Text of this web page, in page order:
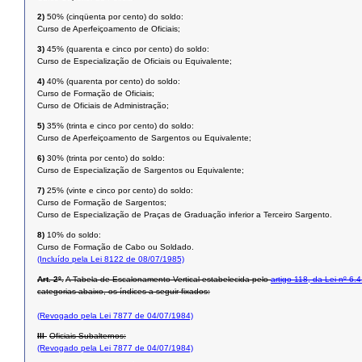
2) 50% (cinqüenta por cento) do soldo:
Curso de Aperfeiçoamento de Oficiais;
3) 45% (quarenta e cinco por cento) do soldo:
Curso de Especialização de Oficiais ou Equivalente;
4) 40% (quarenta por cento) do soldo:
Curso de Formação de Oficiais;
Curso de Oficiais de Administração;
5) 35% (trinta e cinco por cento) do soldo:
Curso de Aperfeiçoamento de Sargentos ou Equivalente;
6) 30% (trinta por cento) do soldo:
Curso de Especialização de Sargentos ou Equivalente;
7) 25% (vinte e cinco por cento) do soldo:
Curso de Formação de Sargentos;
Curso de Especialização de Praças de Graduação inferior a Terceiro Sargento.
8) 10% do soldo:
Curso de Formação de Cabo ou Soldado.
(Incluído pela Lei 8122 de 08/07/1985)
Art. 2º.A Tabela de Escalonamento Vertical estabelecida peloartigo 118, da Lei nº
categorias abaixo, os índices a seguir fixados:
(Revogado pela Lei 7877 de 04/07/1984)
III  Oficiais Subalternos:
(Revogado pela Lei 7877 de 04/07/1984)